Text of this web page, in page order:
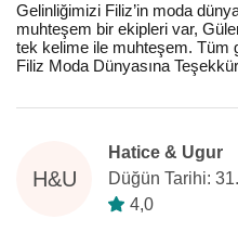
Gelinliğimizi Filiz’in moda
muhteşem bir ekipleri var,
tek kelime ile muhteşem. Tüm
Filiz Moda Dünyasına
H&U
Hatice & Ugur
Düğün Tarihi:
4,0